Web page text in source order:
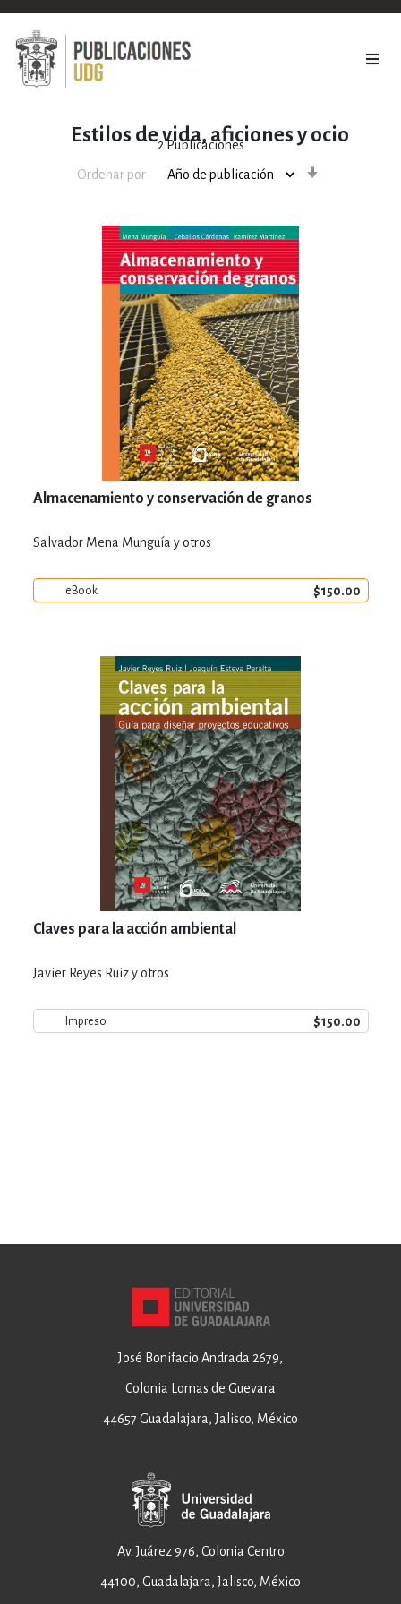
Estilos de vida, aficiones y ocio
2Publicaciones
Ordenar por
Almacenamiento y conservación de granos
Salvador Mena Munguía y otros
eBook $150.00
Claves para la acción ambiental
Javier Reyes Ruiz y otros
Impreso $150.00
José Bonifacio Andrada 2679,
Colonia Lomas de Guevara
44657 Guadalajara, Jalisco, México
Av. Juárez 976, Colonia Centro
44100, Guadalajara, Jalisco, México